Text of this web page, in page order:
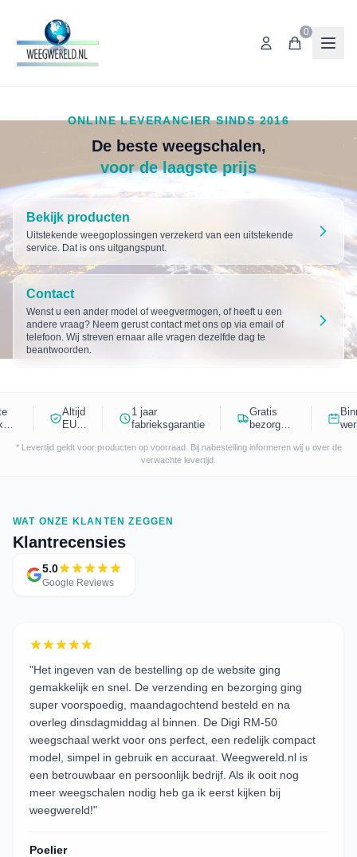
0
ONLINE LEVERANCIER SINDS 2016
De beste weegschalen,
voor de laagste prijs
Bekijk producten
Uitstekende weegoplossingen verzekerd van een uitstekende
service. Dat is ons uitgangspunt.
Contact
Wenst u een ander model of weegvermogen, of heeft u een
andere vraag? Neem gerust contact met ons op via email of
telefoon. Wij streven ernaar alle vragen dezelfde dag te
beantwoorden.
Altijd
EU
1 jaar
fabrieksgarantie
Gratis
bezorgd
Nederland
* Levertijd geldt voor producten op voorraad. Bij nabestelling informeren wij u over de
verwachte levertijd.
WAT ONZE KLANTEN ZEGGEN
Klantrecensies
5.0
Google Reviews
"Het ingeven van de bestelling op de website ging
gemakkelijk en snel. De verzending en bezorging ging
super voorspoedig, maandagochtend besteld en na
overleg dinsdagmiddag al binnen. De Digi RM-50
weegschaal werkt voor ons perfect, een redelijk compact
model, simpel in gebruik en accuraat. Weegwereld.nl is
een betrouwbaar en persoonlijk bedrijf. Als ik ooit nog
meer weegschalen nodig heb ga ik eerst kijken bij
weegwereld!"
Poelier